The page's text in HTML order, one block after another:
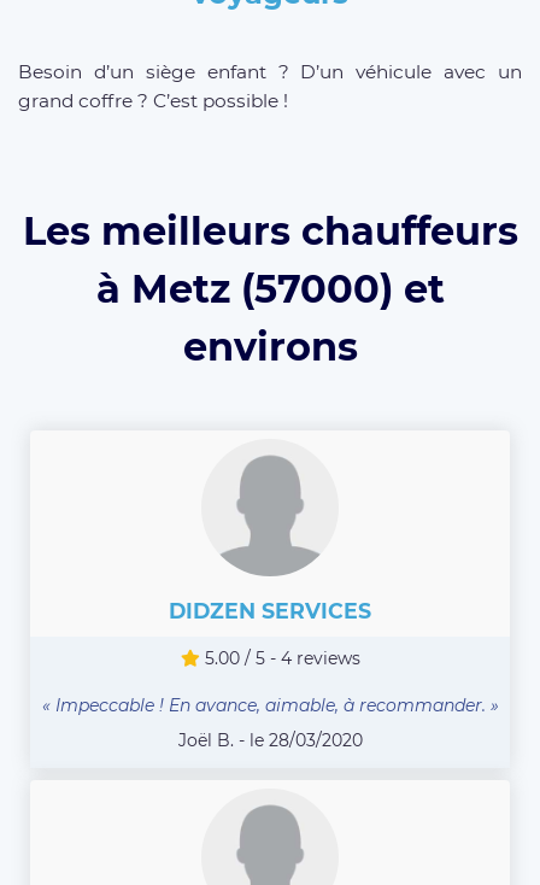
Besoin d’un siège enfant ? D’un véhicule avec un
grand coffre ? C’est possible !
Les meilleurs chauffeurs
à Metz (57000) et
environs
DIDZEN SERVICES
5.00 / 5 - 4 reviews
« Impeccable ! En avance, aimable, à recommander. »
Joël B. - le 28/03/2020